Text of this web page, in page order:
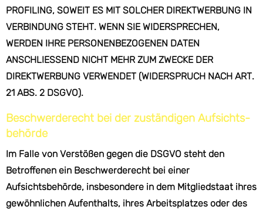
PROFILING, SOWEIT ES MIT SOLCHER DIREKTWERBUNG IN
VERBINDUNG STEHT. WENN SIE WIDERSPRECHEN,
WERDEN IHRE PERSONENBEZOGENEN DATEN
ANSCHLIESSEND NICHT MEHR ZUM ZWECKE DER
DIREKTWERBUNG VERWENDET (WIDERSPRUCH NACH ART.
21 ABS. 2 DSGVO).
Beschwerde­recht bei der zuständigen Aufsichts­
behörde
Im Falle von Verstößen gegen die DSGVO steht den
Betroffenen ein Beschwerderecht bei einer
Aufsichtsbehörde, insbesondere in dem Mitgliedstaat ihres
gewöhnlichen Aufenthalts, ihres Arbeitsplatzes oder des